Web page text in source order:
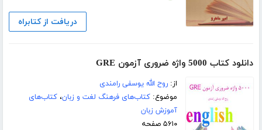
دریافت از کتابراه
دانلود کتاب 5000 واژه ضروری آزمون GRE
از:روح الله یوسفی رامندی
موضوع:کتاب‌های فرهنگ لغت و زبان،کتاب‌های
آموزش زبان
۵۶۱۰ صفحه